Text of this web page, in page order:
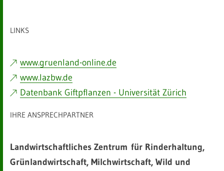
LINKS
www.gruenland-online.de
www.lazbw.de
Datenbank Giftpflanzen - Universität Zürich
IHRE ANSPRECHPARTNER
Landwirtschaftliches Zentrum für Rinderhaltung,
Grünlandwirtschaft, Milchwirtschaft, Wild und